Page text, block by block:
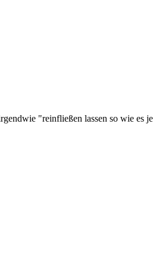
"reinfließen lassen so wie